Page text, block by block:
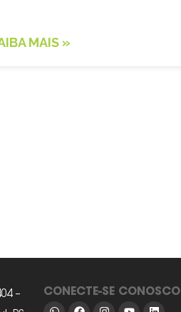
MAIS »
–
CONECTE-SE CONOSCO